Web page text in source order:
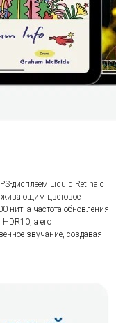
дисплеем Liquid Retina с
цветовое
нит, а частота обновления
а его
звучание, создавая